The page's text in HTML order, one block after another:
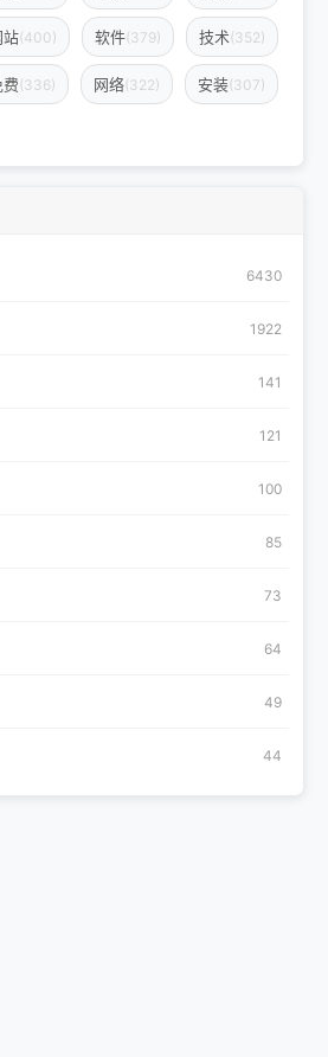
站(400) 软件(379) 技术(352)
(336) 网络(322) 安装(307)
6430
1922
141
121
100
85
73
64
49
44